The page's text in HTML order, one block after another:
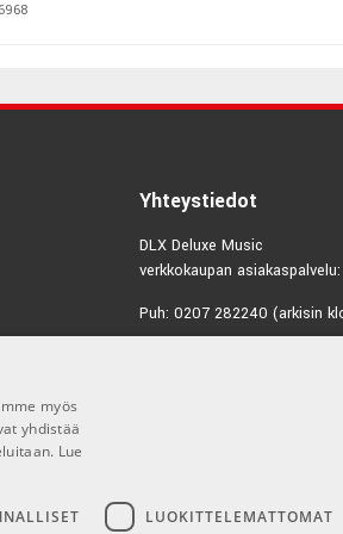
13" Snare Side
Yhteystiedot
DLX Deluxe Music
verkkokaupan
Puh: 0207 282240 (arkisin
myös
yhdistää
Lue
LUOKITTELEMATTOMAT